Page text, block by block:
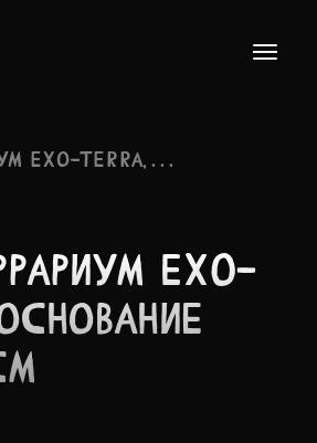
EXO-TERRA, . . .
EXO-